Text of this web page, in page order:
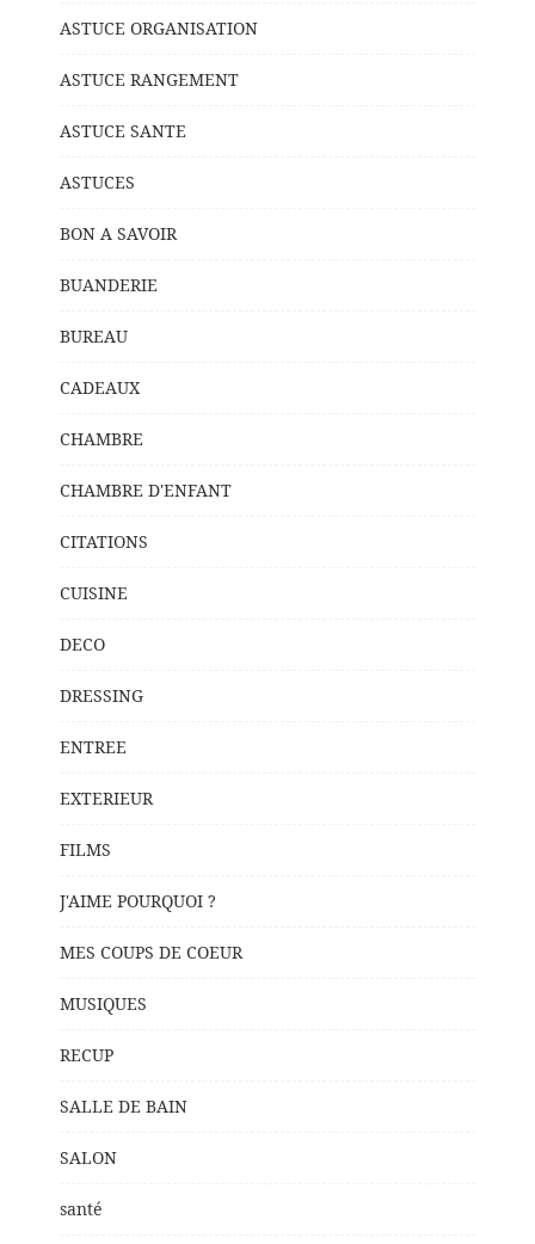
ASTUCE ORGANISATION
ASTUCE RANGEMENT
ASTUCE SANTE
ASTUCES
BON A SAVOIR
BUANDERIE
BUREAU
CADEAUX
CHAMBRE
CHAMBRE D'ENFANT
CITATIONS
CUISINE
DECO
DRESSING
ENTREE
EXTERIEUR
FILMS
J'AIME POURQUOI ?
MES COUPS DE COEUR
MUSIQUES
RECUP
SALLE DE BAIN
SALON
santé